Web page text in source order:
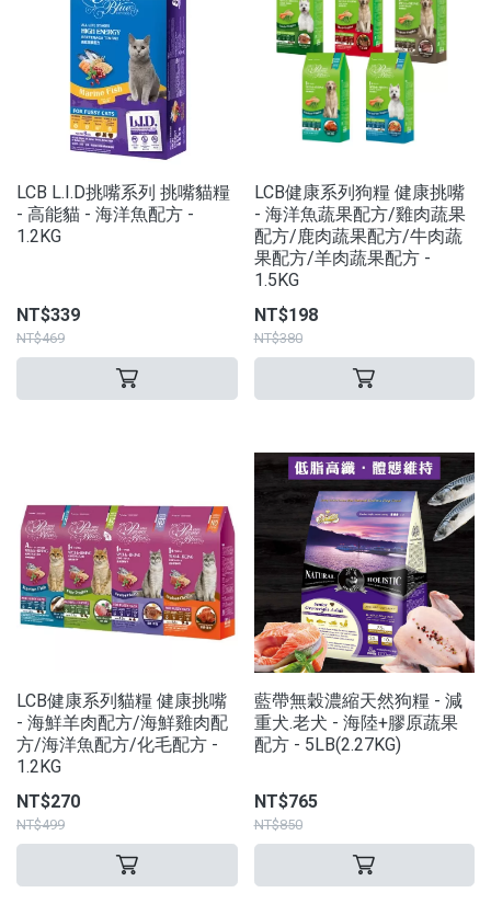
LCB L.I.D挑嘴系列 挑嘴貓糧
- 高能貓 - 海洋魚配方 -
1.2KG
NT$339
NT$469
LCB健康系列狗糧 健康挑嘴
- 海洋魚蔬果配方/雞肉蔬果
配方/鹿肉蔬果配方/牛肉蔬
果配方/羊肉蔬果配方 -
1.5KG
NT$198
NT$380
LCB健康系列貓糧 健康挑嘴
- 海鮮羊肉配方/海鮮雞肉配
方/海洋魚配方/化毛配方 -
1.2KG
NT$270
NT$499
藍帶無穀濃縮天然狗糧 - 減
重犬.老犬 - 海陸+膠原蔬果
配方 - 5LB(2.27KG)
NT$765
NT$850